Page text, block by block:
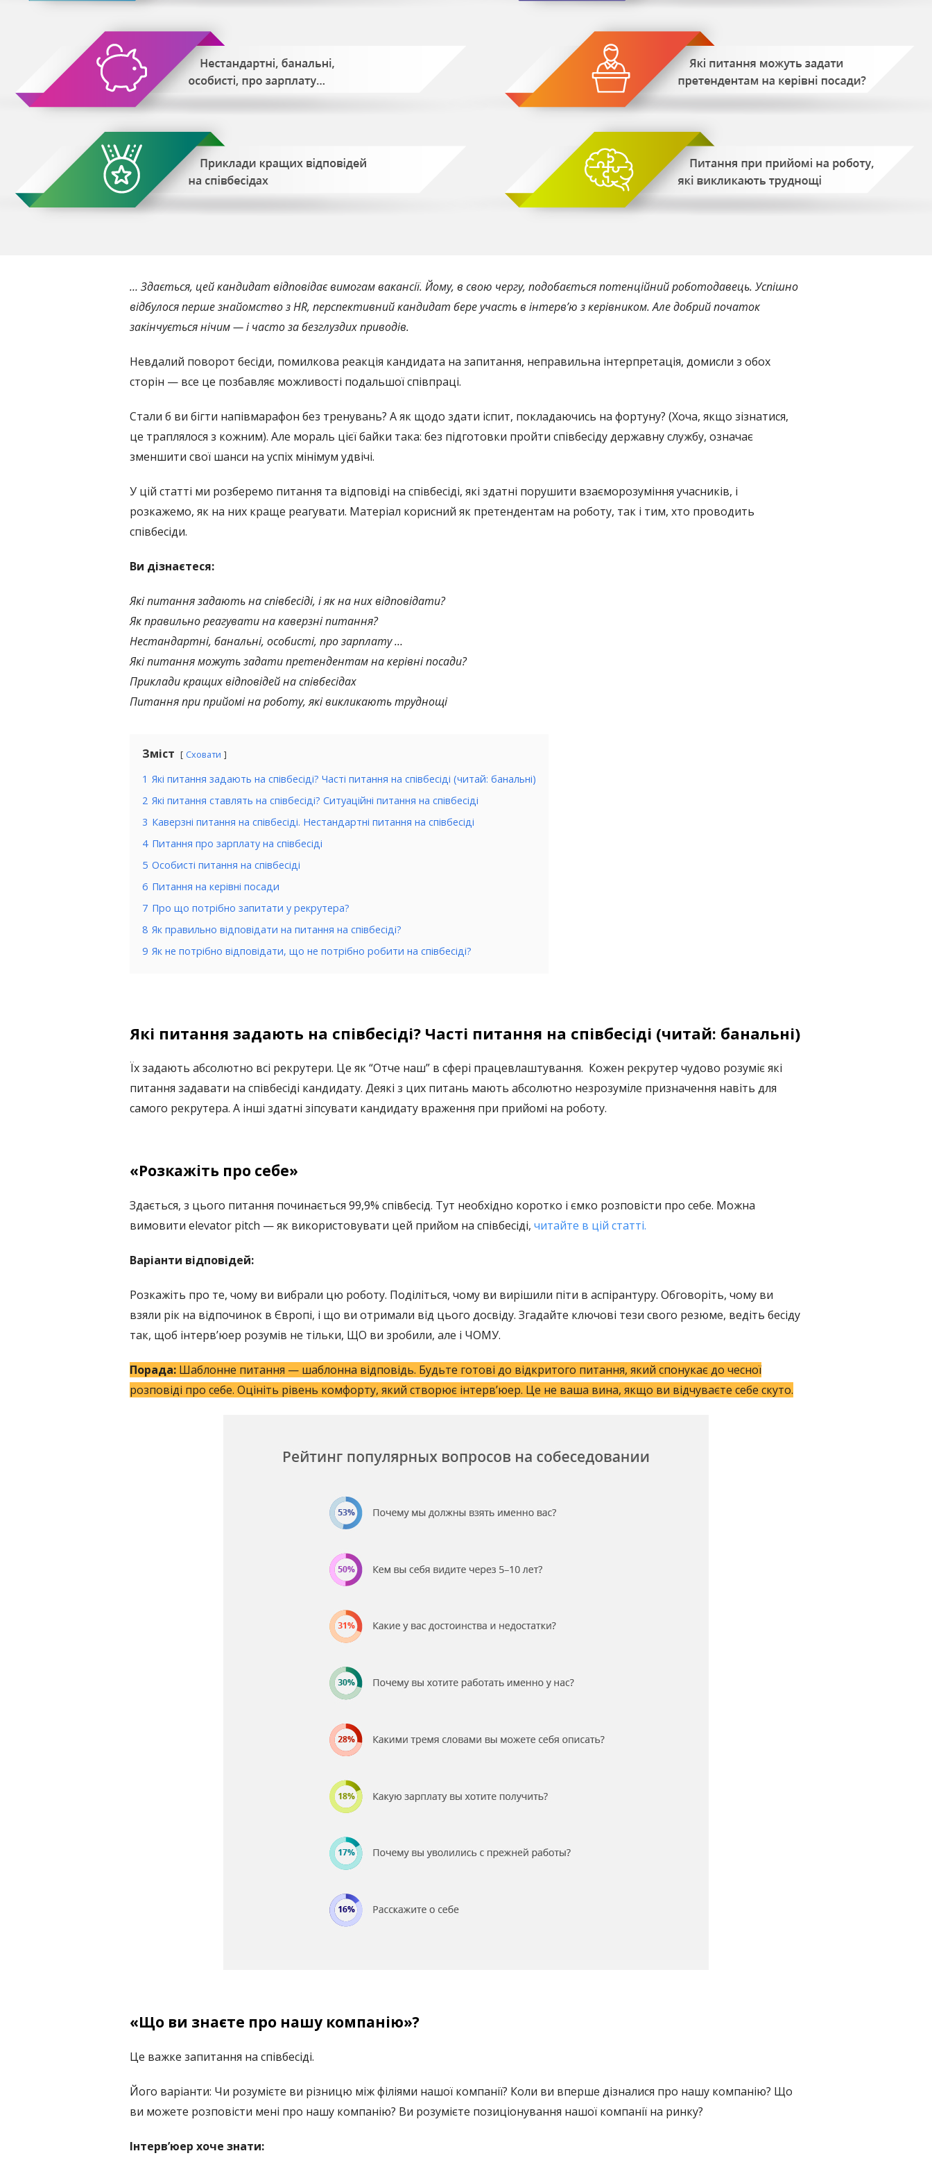
… Здається, цей кандидат відповідає вимогам вакансії. Йому, в свою чергу, подобається потенційний роботодавець. Успішно
відбулося перше знайомство з НR, перспективний кандидат бере участь в інтерв’ю з керівником. Але добрий початок
закінчується нічим—і часто за безглуздих приводів.
Невдалий поворот бесіди, помилкова реакція кандидата на запитання, неправильна інтерпретація, домисли з обох
сторін — все це позбавляє можливості подальшої співпраці.
Стали б ви бігти напівмарафон без тренувань? А як щодо здати іспит, покладаючись на фортуну? (Хоча, якщо зізнатися,
це траплялося з кожним). Але мораль цієї байки така: без підготовки пройти співбесіду державну службу, означає
зменшити свої шанси на успіх мінімум удвічі.
У цій статті ми розберемо питання та відповіді на співбесіді, які здатні порушити взаєморозуміння учасників, і
розкажемо, як на них краще реагувати. Матеріал корисний як претендентам на роботу, так і тим, хто проводить
співбесіди.
Ви дізнаєтеся:
Які питання задають на співбесіді, і як на них відповідати?
Як правильно реагувати на каверзні питання?
Нестандартні, банальні, особисті, про зарплату …
Які питання можуть задати претендентам на керівні посади?
Приклади кращих відповідей на співбесідах
Питання при прийомі на роботу, які викликають труднощі
Зміст Сховати
1 Які питання задають на співбесіді? Часті питання на співбесіді (читай: банальні)
2 Які питання ставлять на співбесіді? Ситуаційні питання на співбесіді
3 Каверзні питання на співбесіді. Нестандартні питання на співбесіді
4 Питання про зарплату на співбесіді
5 Особисті питання на співбесіді
6 Питання на керівні посади
7 Про що потрібно запитати у рекрутера?
8 Як правильно відповідати на питання на співбесіді?
9 Як не потрібно відповідати, що не потрібно робити на співбесіді?
Які питання задають на співбесіді? Часті питання на співбесіді (читай: банальні)
Їх задають абсолютно всі рекрутери. Це як “Отче наш” в сфері працевлаштування. Кожен рекрутер чудово розуміє які
питання задавати на співбесіді кандидату. Деякі з цих питань мають абсолютно незрозуміле призначення навіть для
самого рекрутера. А інші здатні зіпсувати кандидату враження при прийомі на роботу.
«Розкажіть про себе»
Здається, з цього питання починається 99,9% співбесід. Тут необхідно коротко і ємко розповісти про себе. Можна
вимовити elevator pitch —як використовувати цей прийом на співбесіді, читайте в цій статті.
Варіанти відповідей:
Розкажіть про те, чому ви вибрали цю роботу. Поділіться, чому ви вирішили піти в аспірантуру. Обговоріть, чому ви
взяли рік на відпочинок в Європі, і що ви отримали від цього досвіду. Згадайте ключові тези свого резюме, ведіть бесіду
так, щоб інтерв’юер розумів не тільки, ЩО ви зробили, але і ЧОМУ.
Порада: Шаблонне питання — шаблонна відповідь. Будьте готові до відкритого питання, який спонукає до чесної
розповіді про себе. Оцініть рівень комфорту, який створює інтерв’юер. Це не ваша вина, якщо ви відчуваєте себе скуто.
«Що ви знаєте про нашу компанію»?
Це важке запитання на співбесіді.
Його варіанти: Чи розумієте ви різницю між філіями нашої компанії? Коли ви вперше дізналися про нашу компанію? Що
ви можете розповісти мені про нашу компанію? Ви розумієте позиціонування нашої компанії на ринку?
Інтерв’юер хоче знати: